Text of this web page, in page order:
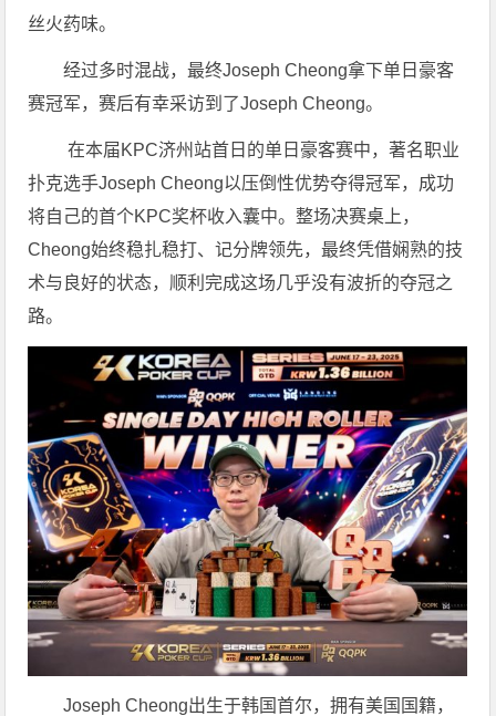
丝火药味。
经过多时混战，最终Joseph Cheong拿下单日豪客
赛冠军，赛后有幸采访到了Joseph Cheong。
在本届KPC济州站首日的单日豪客赛中，著名职业
扑克选手Joseph Cheong以压倒性优势夺得冠军，成功
将自己的首个KPC奖杯收入囊中。整场决赛桌上，
Cheong始终稳扎稳打、记分牌领先，最终凭借娴熟的技
术与良好的状态，顺利完成这场几乎没有波折的夺冠之
路。
Joseph Cheong出生于韩国首尔，拥有美国国籍，